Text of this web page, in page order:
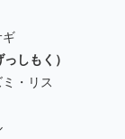
ギ
しもく）
ミ・リス